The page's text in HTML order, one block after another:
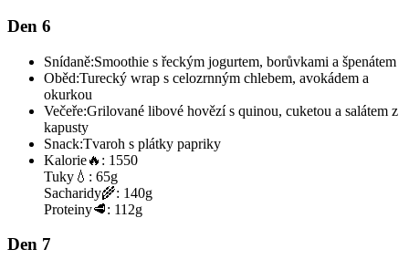
Den 6
Snídaně:Smoothie s řeckým jogurtem, borůvkami a špenátem
Oběd:Turecký wrap s celozrnným chlebem, avokádem a
okurkou
Večeře:Grilované libové hovězí s quinou, cuketou a salátem z
kapusty
Snack:Tvaroh s plátky papriky
Kalorie🔥: 1550
Tuky 💧: 65g
Sacharidy🌾: 140g
Proteiny🥩: 112g
Den 7